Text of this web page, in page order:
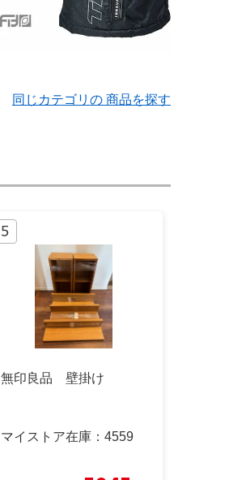
同じカテゴリの 商品を探す
無印良品 壁掛け
マイストア在庫： 4559